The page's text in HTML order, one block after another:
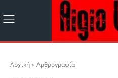
Αρχική Αρθρογραφία